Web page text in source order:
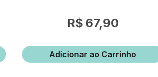
67,90
Adicionar ao Carrinho